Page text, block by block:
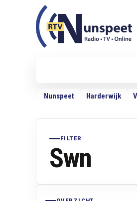
RTV Nunspeet
RTV Nunspeet
Nunspeet Harderwijk
FILTER
Swn